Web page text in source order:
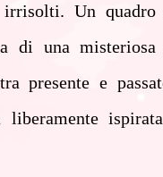
Un quadro
di una
presente e